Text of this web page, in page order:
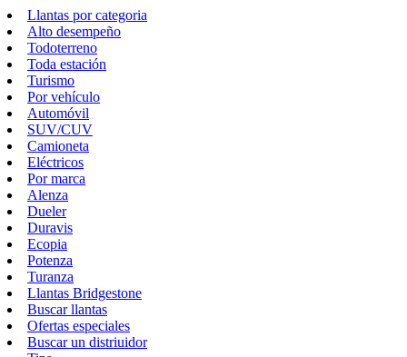
Llantas por categoria
Alto desempeño
Todoterreno
Toda estación
Turismo
Por vehículo
Automóvil
SUV/CUV
Camioneta
Eléctricos
Por marca
Alenza
Dueler
Duravis
Ecopia
Potenza
Turanza
Llantas Bridgestone
Buscar llantas
Ofertas especiales
Buscar un distriuidor